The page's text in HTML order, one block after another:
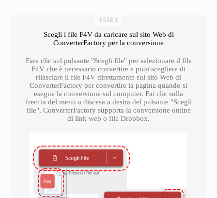
FASE 1
Scegli i file F4V da caricare sul sito Web di
ConverterFactory per la conversione
Fare clic sul pulsante "Scegli file" per selezionare il file
F4V che è necessario convertire e puoi scegliere di
rilasciare il file F4V direttamente sul sito Web di
ConverterFactory per convertire la pagina quando si
esegue la conversione sul computer. Fai clic sulla
freccia del menu a discesa a destra del pulsante "Scegli
file", ConverterFactory supporta la conversione online
di link web o file Dropbox.